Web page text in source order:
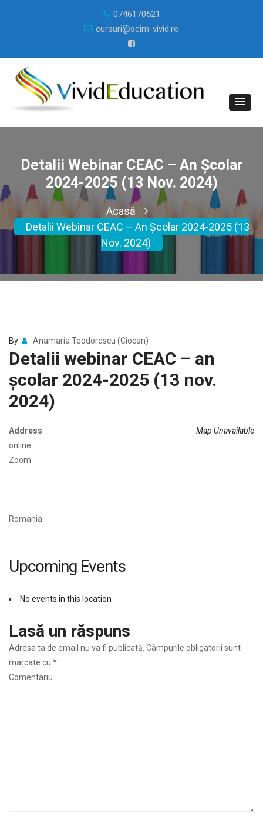
0746170521
cursuri@scim-vivid.ro
Detalii Webinar CEAC – An Școlar
2024-2025 (13 Nov. 2024)
Acasă
Detalii Webinar CEAC – An Școlar 2024-2025 (13
Nov. 2024)
By: Anamaria Teodorescu (Ciocan)
Detalii webinar CEAC – an
școlar 2024-2025 (13 nov.
2024)
Map Unavailable
Address
online
Zoom
Romania
Upcoming Events
No events in this location
Lasă un răspuns
Adresa ta de email nu va fi publicată. Câmpurile obligatorii sunt
marcate cu *
Comentariu